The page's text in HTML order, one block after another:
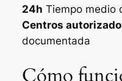
24h Tiempo medio
Centros
documentada
Cómo